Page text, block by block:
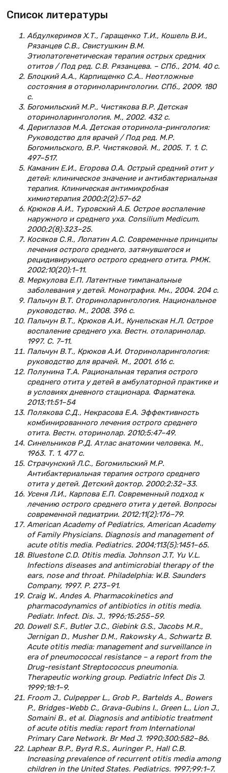
Список литературы
Абдулкеримов Х.Т., Гаращенко Т.И., Кошель В.И.,
Рязанцев С.В., Свистушкин В.М.
Этиопатогенетическая терапия острых средних
отитов / Под ред. С.В. Рязанцева. – СПб., 2014. 40 с.
Блоцкий А.А., Карпищенко С.А.. Неотложные
состояния в оториноларингологии. СПб., 2009. 180
с.
Богомильский М.Р., Чистякова В.Р. Детская
оториноларингология. М., 2002. 432 с.
Дериглазов М.А. Детская оторинола-рингология:
Руководство для врачей / Под ред. М.Р.
Богомильского, В.Р. Чистяковой. М., 2005. Т. 1. С.
497–517.
Каманин Е.И., Егорова О.А. Острый средний отит у
детей: клиническое значение и антибактериальная
терапия. Клиническая антимикробная
химиотерапия 2000;2(2):57–62
Крюков А.И., Туровский А.Б. Острое воспаление
наружного и среднего уха. Consilium Medicum.
2000;2(8):323–25.
Косяков С.Я., Лопатин А.С. Современные принципы
лечения острого среднего, затянувшегося и
рецидивирующего острого среднего отита. РМЖ.
2002;10(20):1–11.
Меркулова Е.П. Латентные тимпанальные
заболевания у детей. Монография. Мн., 2004. 204 с.
Пальчун В.Т. Оториноларингология. Национальное
руководство. М., 2008. 396 с.
Пальчун В.Т., Крюков А.И., Кунельская Н.Л. Острое
воспаление среднего уха. Вестн. отоларинолар.
1997. C. 7–11.
Пальчун В.Т., Крюков А.И. Оториноларингология:
руководство для врачей. М., 2001. 616 с.
Полунина Т.А. Рациональная терапия острого
среднего отита у детей в амбулаторной практике и
в условиях дневного стационара. Фарматека.
2013;11:51–54
Полякова С.Д., Некрасова Е.А. Эффективность
комбинированного лечения острого среднего
отита. Вестн. оторинолар. 2010;5:47–49.
Синельников Р.Д. Атлас анатомии человека. М.,
1963. Т. 1. 477 с.
Страчунский Л.С., Богомильский М.Р.
Антибактериальная терапия острого среднего
отита у детей. Детский доктор. 2000;2:32–33.
Усеня Л.И., Карпова Е.П. Современный подход к
лечению острого среднего отита у детей. Вопросы
современной педиатрии. 2012;11(2):176–79.
American Academy of Pediatrics, American Academy
of Family Physicians. Diagnosis and management of
acute otitis media. Pediatrics. 2004;113(5):1451–65.
Bluestone C.D. Otitis media. Johnson J.T, Yu V.L.
Infections diseases and antimicrobial therapy of the
ears, nose and throat. Philadelphia: W.B. Saunders
Сompany, 1997. P. 273–91.
Craig W., Andes A. Pharmacokinetics and
pharmacodynamics of antibiotics in otitis media.
Pediatr. Infect. Dis. J., 1996;15:255–59.
Dowell S.F., Butler J.C., Giebink G.S., Jacobs M.R.,
Jernigan D., Musher D.M., Rakowsky A., Schwartz B.
Acute otitis media: management and surveillance in
era of pneumococcal resistance – a report from the
Drug-resistant Streptococcus pneumonia.
Therapeutic working group. Pediatric Infect Dis J.
1999;18:1–9.
Froom J., Culpepper L., Grob P., Bartelds A., Bowers
P., Bridges-Webb C., Grava-Gubins I., Green L., Lion J.,
Somaini B., et al. Diagnosis and antibiotic treatment
of acute otitis media: report from International
Primary Care Network. Br Med J. 1990;300:582–86.
Laphear B.P., Byrd R.S., Auringer P., Hall C.B.
Increasing prevalence of recurrent otitis media among
children in the United States. Pediatrics. 1997;99:1–7.